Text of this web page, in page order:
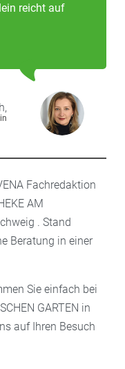
reicht auf
Fachredaktion
AM
. Stand
Beratung in einer
Sie einfach bei
GARTEN in
auf Ihren Besuch